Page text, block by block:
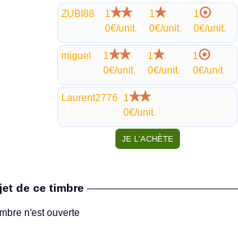
ZUBI88
1
0€/unit.
1
0€/unit.
1
0€/unit.
miguel
1
0€/unit.
1
0€/unit.
1
0€/unit.
Laurent2776
1
0€/unit.
de ce timbre
n'est ouverte